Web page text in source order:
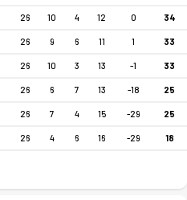
26 10 4 12 0 34
26 9 6 11 1 33
26 10 3 13 -1 33
26 6 7 13 -18 25
26 7 4 15 -29 25
26 4 6 16 -29 18